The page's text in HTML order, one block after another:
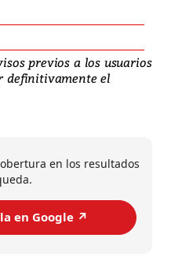
previos a los usuarios
definitivamente el
en los resultados
en Google ↗️